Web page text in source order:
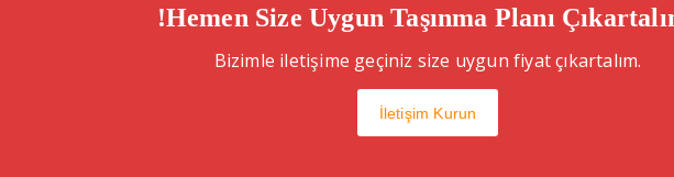
!Hemen Size Uygun Taşınma Planı
Bizimle iletişime geçiniz size uygun fiyat çıkartalım.
İletişim Kurun